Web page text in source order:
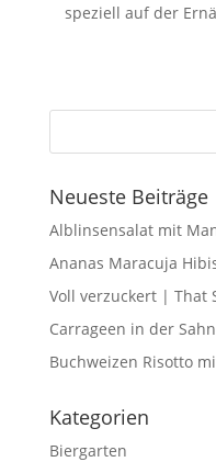
speziell auf der
Neueste Beiträge
Alblinsensalat mit
Ananas Maracuja
Voll verzuckert | That
Carrageen in der
Buchweizen Risotto
Kategorien
Biergarten